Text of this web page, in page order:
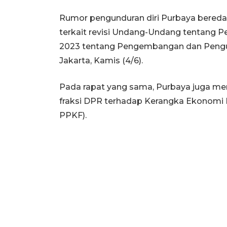
Rumor pengunduran diri Purbaya
terkait revisi Undang-Undang tentang
2023 tentang Pengembangan dan
Jakarta, Kamis (4/6).
Pada rapat yang sama, Purbaya juga
fraksi DPR terhadap Kerangka
PPKF).